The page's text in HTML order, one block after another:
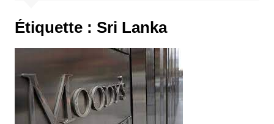
Étiquette : Sri Lanka